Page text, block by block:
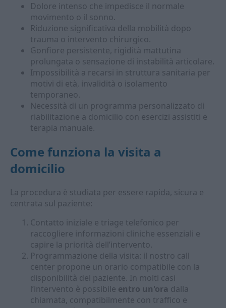
Dolore intenso che impedisce il normale
movimento o il sonno.
Riduzione significativa della mobilità dopo
trauma o intervento chirurgico.
Gonfiore persistente, rigidità mattutina
prolungata o sensazione di instabilità articolare.
Impossibilità a recarsi in struttura sanitaria per
motivi di età, invalidità o isolamento
temporaneo.
Necessità di un programma personalizzato di
riabilitazione a domicilio con esercizi assistiti e
terapia manuale.
Come funziona la visita a
domicilio
La procedura è studiata per essere rapida, sicura e
centrata sul paziente:
Contatto iniziale e triage telefonico per
raccogliere informazioni cliniche essenziali e
capire la priorità dell’intervento.
Programmazione della visita: il nostro call
center propone un orario compatibile con la
disponibilità del paziente. In molti casi
l’intervento è possibile entro un'ora dalla
chiamata, compatibilmente con traffico e